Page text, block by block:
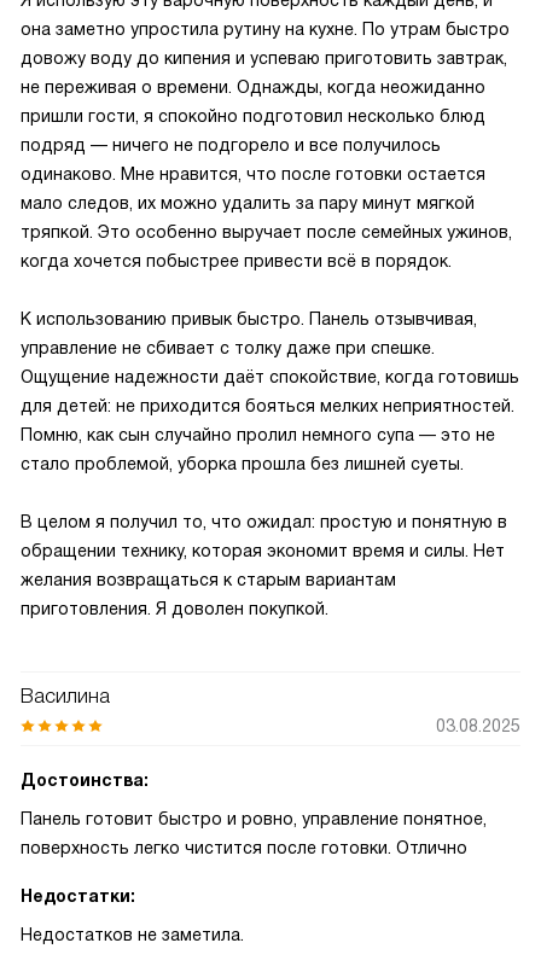
она заметно упростила рутину на кухне. По утрам быстро
довожу воду до кипения и успеваю приготовить завтрак,
не переживая о времени. Однажды, когда неожиданно
пришли гости, я спокойно подготовил несколько блюд
подряд — ничего не подгорело и все получилось
одинаково. Мне нравится, что после готовки остается
мало следов, их можно удалить за пару минут мягкой
тряпкой. Это особенно выручает после семейных ужинов,
когда хочется побыстрее привести всё в порядок.
К использованию привык быстро. Панель отзывчивая,
управление не сбивает с толку даже при спешке.
Ощущение надежности даёт спокойствие, когда готовишь
для детей: не приходится бояться мелких неприятностей.
Помню, как сын случайно пролил немного супа — это не
стало проблемой, уборка прошла без лишней суеты.
В целом я получил то, что ожидал: простую и понятную в
обращении технику, которая экономит время и силы. Нет
желания возвращаться к старым вариантам
приготовления. Я доволен покупкой.
Василина
03.08.2025
Достоинства:
Панель готовит быстро и ровно, управление понятное,
поверхность легко чистится после готовки. Отлично
Недостатки:
Недостатков не заметила.